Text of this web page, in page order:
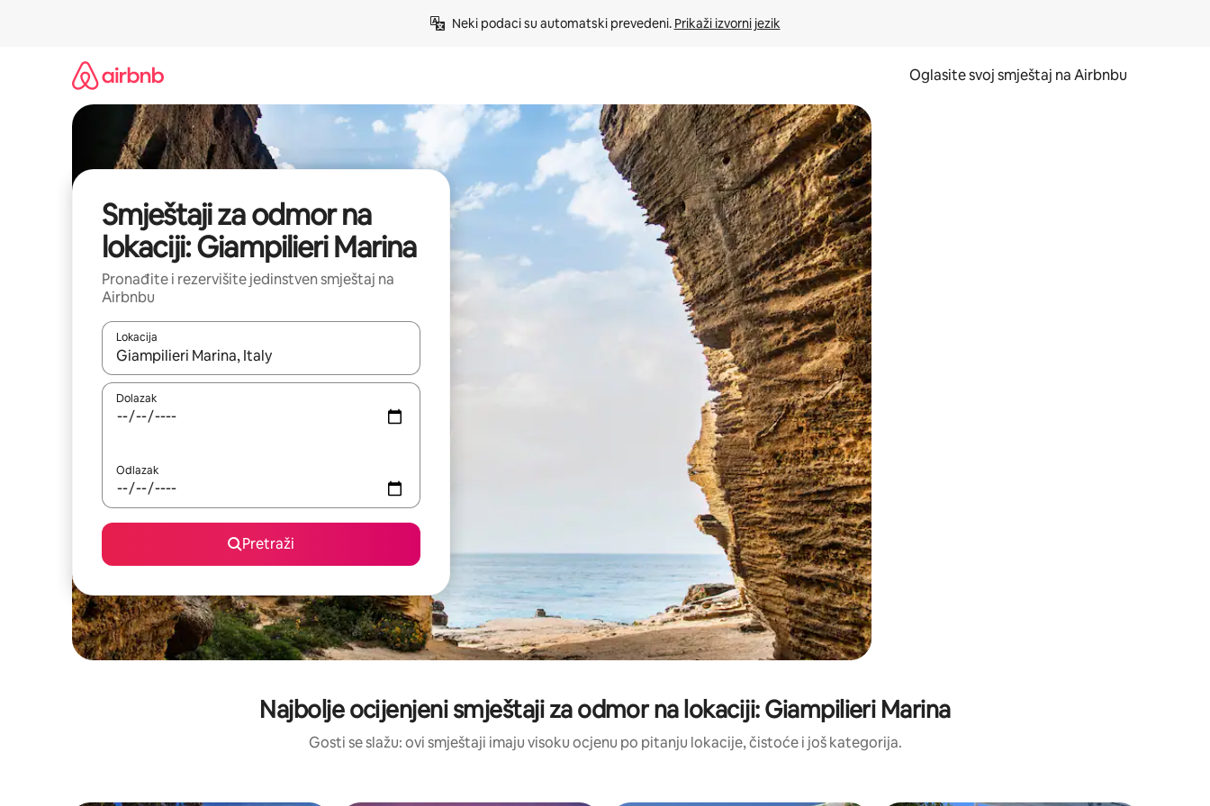
Neki podaci su automatski prevedeni. Prikaži izvorni jezik
Oglasite svoj smještaj na Airbnbu
Smještaji za odmor na
lokaciji: Giampilieri Marina
Pronađite i rezervišite jedinstven smještaj na
Airbnbu
Lokacija
Kad rezultati budu dostupni, krećite se gore i dolje pomoću strelica ili ih pregledajte dodirom ili povlačenjem prsta.
Dolazak
Odlazak
Pretraži
Najbolje ocijenjeni smještaji za odmor na lokaciji: Giampilieri Marina
Gosti se slažu: ovi smještaji imaju visoku ocjenu po pitanju lokacije, čistoće i još kategorija.